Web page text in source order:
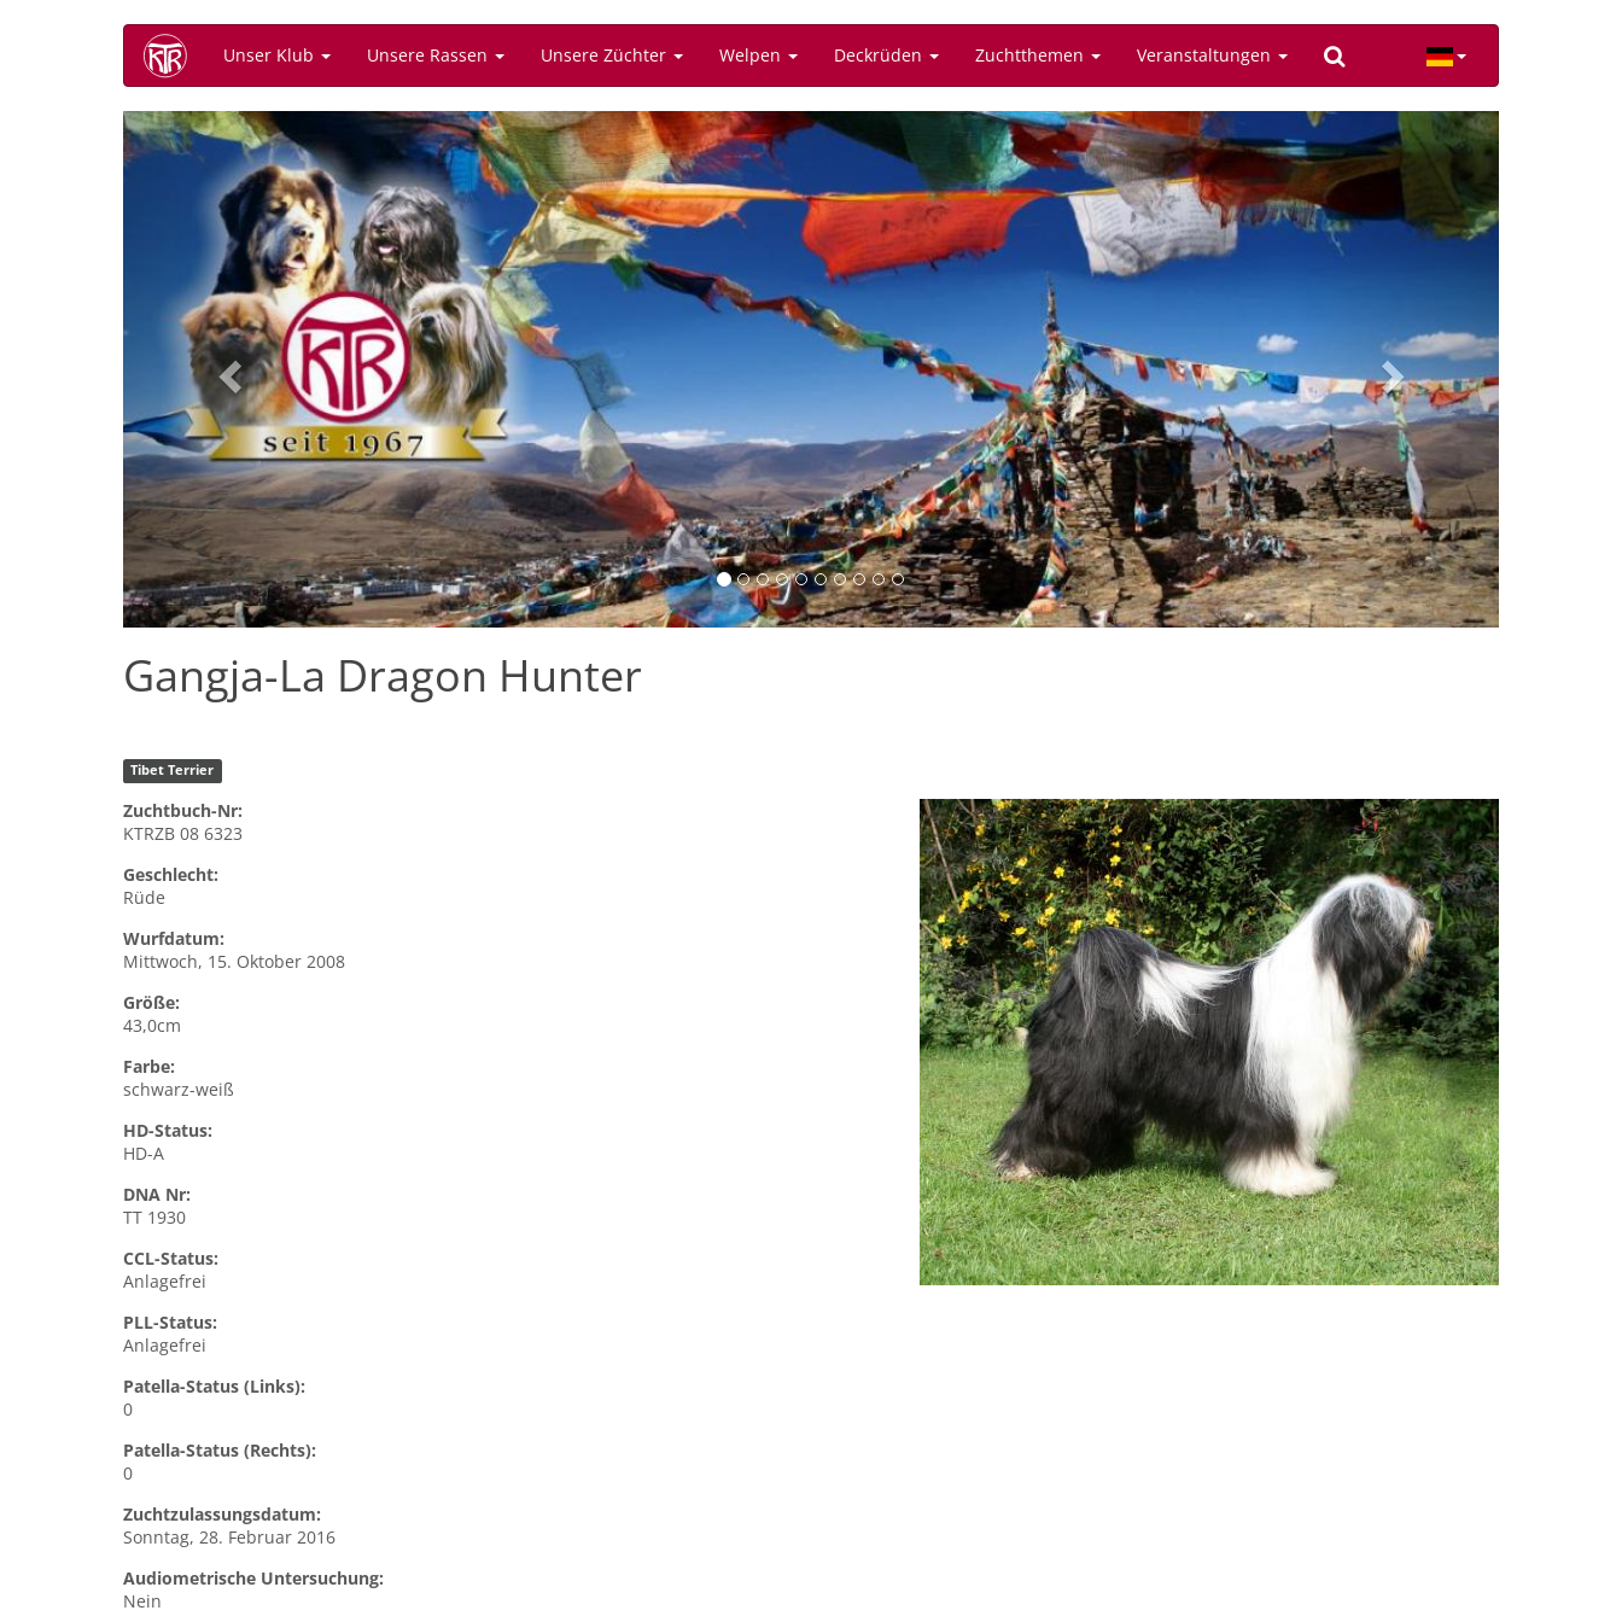
Unser Klub Unsere Rassen Unsere Züchter Welpen Deckrüden Zuchtthemen Veranstaltungen
Previous Next
Gangja-La Dragon Hunter
Tibet Terrier
Zuchtbuch-Nr:
KTRZB 08 6323
Geschlecht:
Rüde
Wurfdatum:
Mittwoch, 15. Oktober 2008
Größe:
43,0cm
Farbe:
schwarz-weiß
HD-Status:
HD-A
DNA Nr:
TT 1930
CCL-Status:
Anlagefrei
PLL-Status:
Anlagefrei
Patella-Status (Links):
0
Patella-Status (Rechts):
0
Zuchtzulassungsdatum:
Sonntag, 28. Februar 2016
Audiometrische Untersuchung:
Nein